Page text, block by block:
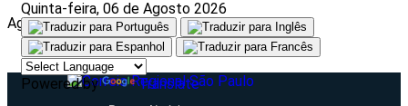
Aguarde, carregando...
Quinta-feira, 06 de Agosto 2026
Powered by Translate